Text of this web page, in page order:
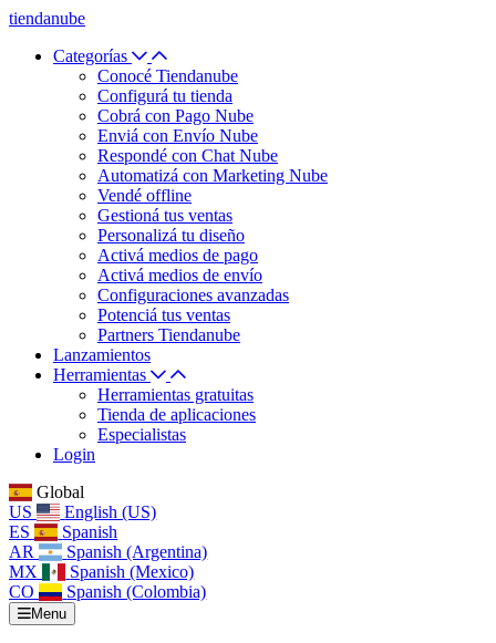
tiendanube
Categorías
Conocé Tiendanube
Configurá tu tienda
Cobrá con Pago Nube
Enviá con Envío Nube
Respondé con Chat Nube
Automatizá con Marketing Nube
Vendé offline
Gestioná tus ventas
Personalizá tu diseño
Activá medios de pago
Activá medios de envío
Configuraciones avanzadas
Potenciá tus ventas
Partners Tiendanube
Lanzamientos
Herramientas
Herramientas gratuitas
Tienda de aplicaciones
Especialistas
Login
Global
US
English (US)
ES
Spanish
AR
Spanish (Argentina)
MX
Spanish (Mexico)
CO
Spanish (Colombia)
Menu